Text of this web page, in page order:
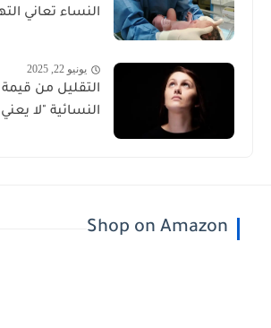
النساء تعاني
يونيو 22, 2025
التقليل من قيمة
النسائية "لا
Shop on Amazon